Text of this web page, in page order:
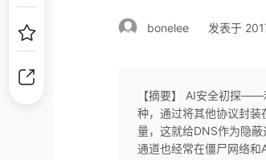
bonelee 发表于
【摘要】 AI安全初探
种，通过将其他协议封
量，这就给DNS作为隐
通道也经常在僵尸网络